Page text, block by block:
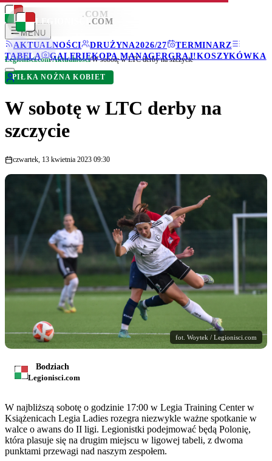
LEGIONISCI .COM
MENU
AKTUALNOŚCI
DRUŻYNA2026/27
TERMINARZ
TABELA
GALERIEKOPA MANAGERGRAJ!KOSZYKÓWKA
LEGIONISCI .COM
Legionisci.com/Aktualności/W sobotę w LTC derby na szczycie
PIŁKA NOŻNA KOBIET
W sobotę w LTC derby na
szczycie
czwartek, 13 kwietnia 2023 09:30
fot. Woytek / Legionisci.com
Bodziach
Legionisci.com
W najbliższą sobotę o godzinie 17:00 w Legia Training Center w
Książenicach Legia Ladies rozegra niezwykle ważne spotkanie w
walce o awans do II ligi. Legionistki podejmować będą Polonię,
która plasuje się na drugim miejscu w ligowej tabeli, z dwoma
punktami przewagi nad naszym zespołem.